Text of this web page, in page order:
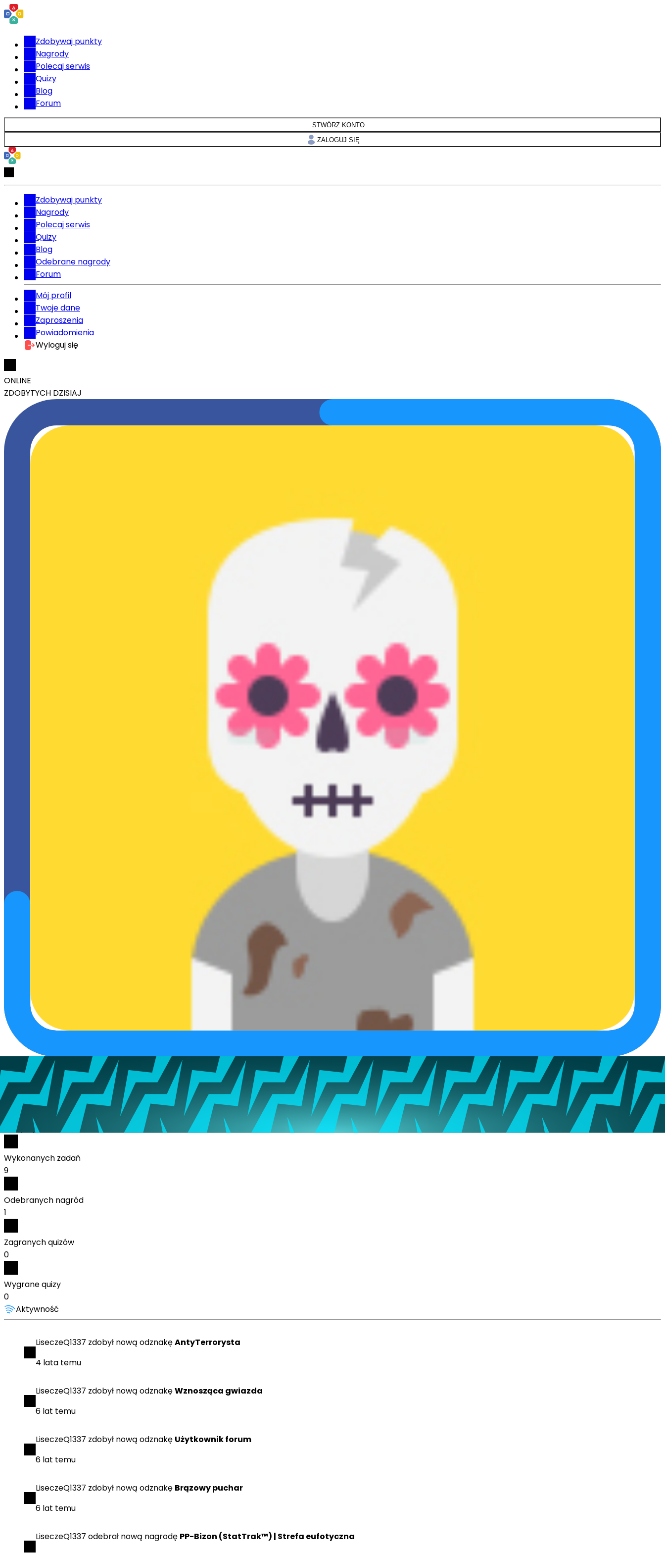
Zdobywaj punkty
Nagrody
Polecaj serwis
Quizy
Blog
Forum
STWÓRZ KONTO
ZALOGUJ SIĘ
Zdobywaj punkty
Nagrody
Polecaj serwis
Quizy
Blog
Odebrane nagrody
Forum
Mój profil
Twoje dane
Zaproszenia
Powiadomienia
Wyloguj się
ONLINE
ZDOBYTYCH DZISIAJ
LiseczeQ1337
Poziom
Aktywny 5 lat temu
Dołączył
08.01.2021
Polska
Statystyki:
Wykonanych zadań
9
Odebranych nagród
1
Zagranych quizów
0
Wygrane quizy
0
Aktywność
LiseczeQ1337 zdobył nową odznakęAntyTerrorysta
4 lata temu
LiseczeQ1337 zdobył nową odznakęWznosząca gwiazda
6 lat temu
LiseczeQ1337 zdobył nową odznakę Użytkownik forum
6 lat temu
LiseczeQ1337 zdobył nową odznakę Brązowy puchar
6 lat temu
LiseczeQ1337 odebrał nową nagrodę PP-Bizon (StatTrak™) | Strefa eufotyczna